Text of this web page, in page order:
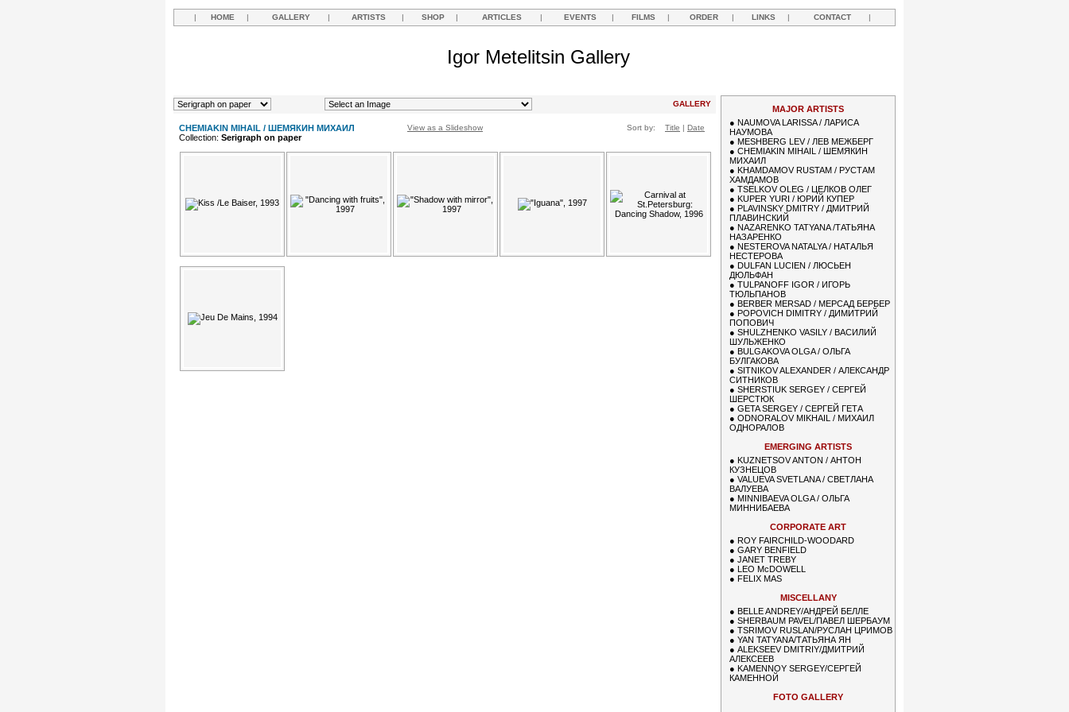
| HOME | GALLERY | ARTISTS | SHOP | ARTICLES | EVENTS | FILMS | ORDER | LINKS | CONTACT |
Igor Metelitsin Gallery
GALLERY
CHEMIAKIN MIHAIL / ШЕМЯКИН МИХАИЛ View as a Slideshow Sort by: Title | Date
Collection: Serigraph on paper
MAJOR ARTISTS
● NAUMOVA LARISSA / ЛАРИСА
НАУМОВА
● MESHBERG LEV / ЛЕВ МЕЖБЕРГ
● CHEMIAKIN MIHAIL / ШЕМЯКИН
МИХАИЛ
● KHAMDAMOV RUSTAM / РУСТАМ
ХАМДАМОВ
● TSELKOV OLEG / ЦЕЛКОВ ОЛЕГ
● KUPER YURI / ЮРИЙ КУПЕР
● PLAVINSKY DMITRY / ДМИТРИЙ
ПЛАВИНСКИЙ
● NAZARENKO TATYANA /ТАТЬЯНА
НАЗАРЕНКО
● NESTEROVA NATALYA / НАТАЛЬЯ
НЕСТЕРОВА
● DULFAN LUCIEN / ЛЮСЬЕН
ДЮЛЬФАН
● TULPANOFF IGOR / ИГОРЬ
ТЮЛЬПАНОВ
● BERBER MERSAD / МЕРСАД БЕРБЕР
● POPOVICH DIMITRY / ДИМИТРИЙ
ПОПОВИЧ
● SHULZHENKO VASILY / ВАСИЛИЙ
ШУЛЬЖЕНКО
● BULGAKOVA OLGA / ОЛЬГА
БУЛГАКОВА
● SITNIKOV ALEXANDER / АЛЕКСАНДР
СИТНИКОВ
● SHERSTIUK SERGEY / СЕРГЕЙ
ШЕРСТЮК
● GETA SERGEY / СЕРГЕЙ ГЕТА
● ODNORALOV MIKHAIL / МИХАИЛ
ОДНОРАЛОВ
EMERGING ARTISTS
● KUZNETSOV ANTON / АНТОН
КУЗНЕЦОВ
● VALUEVA SVETLANA / СВЕТЛАНА
ВАЛУЕВА
● MINNIBAEVA OLGA / ОЛЬГА
МИННИБАЕВА
CORPORATE ART
● ROY FAIRCHILD-WOODARD
● GARY BENFIELD
● JANET TREBY
● LEO McDOWELL
● FELIX MAS
MISCELLANY
● BELLE ANDREY/АНДРЕЙ БЕЛЛЕ
● SHERBAUM PAVEL/ПАВЕЛ ШЕРБАУМ
● TSRIMOV RUSLAN/РУСЛАН ЦРИМОВ
● YAN TATYANA/ТАТЬЯНА ЯН
● ALEKSEEV DMITRIY/ДМИТРИЙ
АЛЕКСЕЕВ
● KAMENNOY SERGEY/СЕРГЕЙ
КАМЕННОЙ
FOTO GALLERY